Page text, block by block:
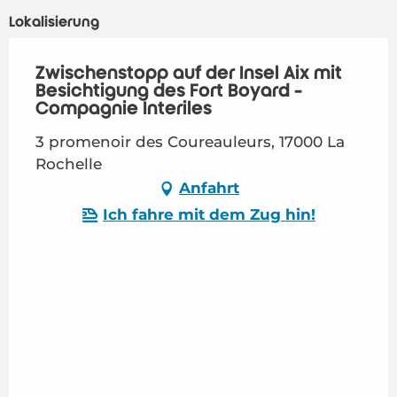
Lokalisierung
Zwischenstopp auf der Insel Aix mit
Besichtigung des Fort Boyard -
Compagnie Interîles
3 promenoir des Coureauleurs, 17000 La
Rochelle
Anfahrt
Ich fahre mit dem Zug hin!